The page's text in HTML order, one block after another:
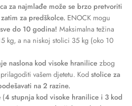
za najmlađe može se brzo pretvoriti
za predškolce. ENOCK mogu
do 10 godina! Maksimalna težina
kg, a na niskoj stolici 35 kg (oko 10
naslona kod visoke hranilicezbog
vašem djetetu. Kodstolice za
na 2 razine.
(4 stupnja kod visoke hranilice i 3 kod